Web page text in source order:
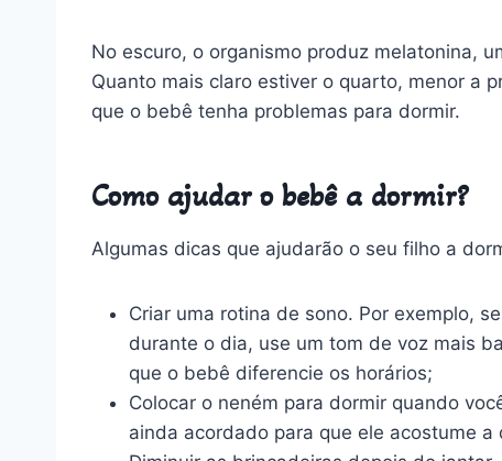
No escuro, o organismo produz melatonina,
Quanto mais claro estiver o quarto, menor a
que o bebê tenha problemas para dormir.
Como ajudar o bebê a dormir?
Algumas dicas que ajudarão o seu filho a
Criar uma rotina de sono. Por exemplo,
durante o dia, use um tom de voz mais
que o bebê diferencie os horários;
Colocar o neném para dormir quando
ainda acordado para que ele acostume a